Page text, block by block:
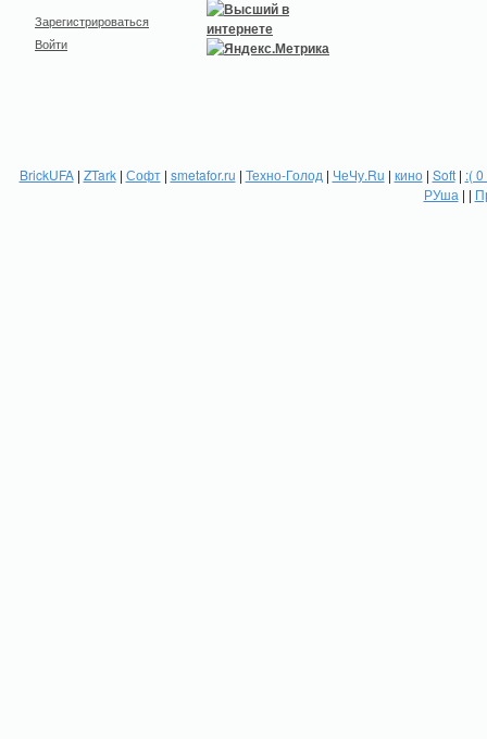
Зарегистрироваться
Войти
BrickUFA| ZTark| Софт| smetafor.ru | Техно-Голод | ЧеЧу.Ru | кино| Soft| :(
РУша | |